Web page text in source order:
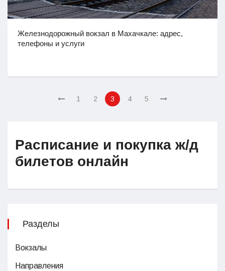
Железнодорожный вокзал в Махачкале: адрес,
телефоны и услуги
1 2 3 4 5
Расписание и покупка ж/д
билетов онлайн
Разделы
Вокзалы
Направления